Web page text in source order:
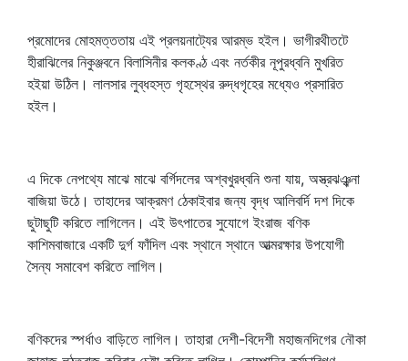
প্রমোদের মোহমত্ততায় এই প্রলয়নাট্যের আরম্ভ হইল। ভাগীরথীতটে
হীরাঝিলের নিকুঞ্জবনে বিলাসিনীর কলকণ্ঠ এবং নর্তকীর নূপুরধ্বনি মুখরিত
হইয়া উঠিল। লালসার লুব্ধহস্ত গৃহস্থের রুদ্ধগৃহের মধ্যেও প্রসারিত
হইল।
এ দিকে নেপথ্যে মাঝে মাঝে বর্গিদলের অশ্বখুরধ্বনি শুনা যায়, অস্ত্রঝঞ্ঝনা
বাজিয়া উঠে। তাহাদের আক্রমণ ঠেকাইবার জন্য বৃদ্ধ আলিবর্দি দশ দিকে
ছুটাছুটি করিতে লাগিলেন। এই উৎপাতের সুযোগে ইংরাজ বণিক
কাশিমবাজারে একটি দুর্গ ফাঁদিল এবং স্থানে স্থানে আত্মরক্ষার উপযোগী
সৈন্য সমাবেশ করিতে লাগিল।
বণিকদের স্পর্ধাও বাড়িতে লাগিল। তাহারা দেশী-বিদেশী মহাজনদিগের নৌকা